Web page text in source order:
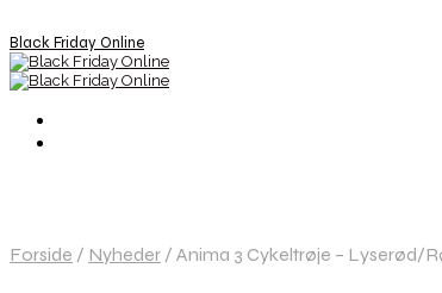
Black Friday Online
Forside / Nyheder / Anima 3 Cykeltrøje – Lyserød/